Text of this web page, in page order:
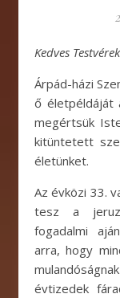
Kedves
Árpád-házi
ő életpéldáját
megértsük
kitüntetett
életünket.
Az évközi 33.
tesz a
fogadalmi
arra, hogy
évtizedek